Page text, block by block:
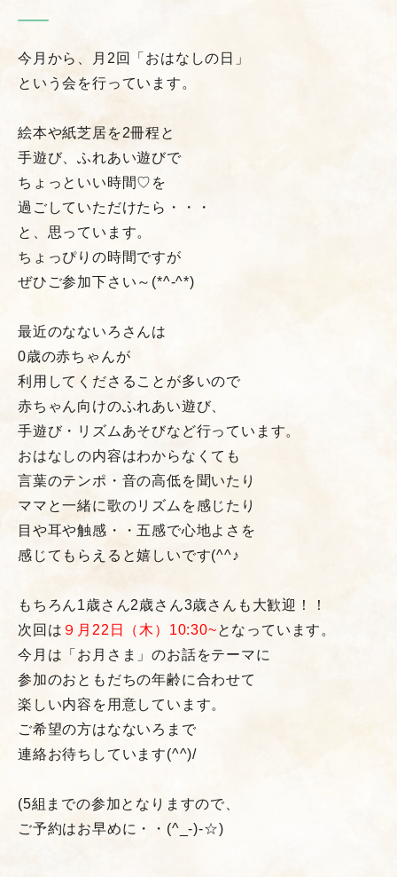
今月から、月2回「おはなしの日」
という会を行っています。
絵本や紙芝居を2冊程と
手遊び、ふれあい遊びで
ちょっといい時間♡を
過ごしていただけたら・・・
と、思っています。
ちょっぴりの時間ですが
ぜひご参加下さい～(*^-^*)
最近のなないろさんは
0歳の赤ちゃんが
利用してくださることが多いので
赤ちゃん向けのふれあい遊び、
手遊び・リズムあそびなど行っています。
おはなしの内容はわからなくても
言葉のテンポ・音の高低を聞いたり
ママと一緒に歌のリズムを感じたり
目や耳や触感・・五感で心地よさを
感じてもらえると嬉しいです(^^♪
もちろん1歳さん2歳さん3歳さんも大歓迎！！
次回は ９月22日（木）10:30~となっています。
今月は「お月さま」のお話をテーマに
参加のおともだちの年齢に合わせて
楽しい内容を用意しています。
ご希望の方はなないろまで
連絡お待ちしています(^^)/
(5組までの参加となりますので、
ご予約はお早めに・・(^_-)-☆)